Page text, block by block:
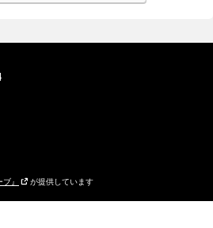
』 が提供しています